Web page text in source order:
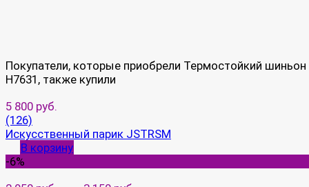
Покупатели, которые приобрели Термостойкий шиньон
H7631, также купили
5 800 руб.
(126)
Искусственный парик JSTRSM
В корзину
-6%